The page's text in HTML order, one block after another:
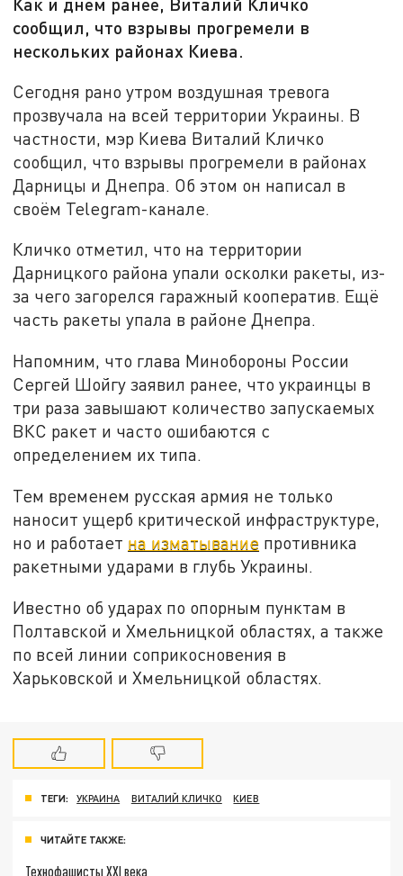
сообщил, что взрывы прогремели в
нескольких районах Киева.
Сегодня рано утром воздушная тревога
прозвучала на всей территории Украины. В
частности, мэр Киева Виталий Кличко
сообщил, что взрывы прогремели в районах
Дарницы и Днепра. Об этом он написал в
своём Telegram-канале.
Кличко отметил, что на территории
Дарницкого района упали осколки ракеты, из-
за чего загорелся гаражный кооператив. Ещё
часть ракеты упала в районе Днепра.
Напомним, что глава Минобороны России
Сергей Шойгу заявил ранее, что украинцы в
три раза завышают количество запускаемых
ВКС ракет и часто ошибаются с
определением их типа.
Тем временем русская армия не только
наносит ущерб критической инфраструктуре,
но и работает на изматывание противника
ракетными ударами в глубь Украины.
Ивестно об ударах по опорным пунктам в
Полтавской и Хмельницкой областях, а также
по всей линии соприкосновения в
Харьковской и Хмельницкой областях.
ТЕГИ: УКРАИНА ВИТАЛИЙ КЛИЧКО КИЕВ
ЧИТАЙТЕ ТАКЖЕ:
Технофашисты XXI века